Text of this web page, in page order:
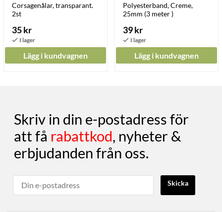
Corsagenålar, transparant.
2st
35 kr
Lägg i kundvagnen
Polyesterband, Creme,
25mm (3 meter )
39 kr
Lägg i kundvagnen
Skriv in din e-postadress för
att få rabattkod, nyheter &
erbjudanden från oss.
Skicka